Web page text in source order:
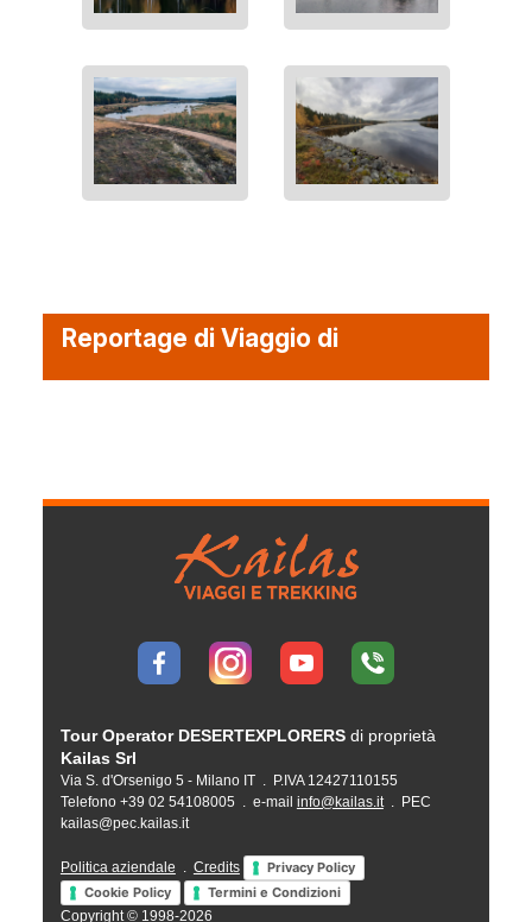
Reportage di Viaggio di
Tour Operator DESERTEXPLORERSdi proprietà
Kailas Srl
Via S. d'Orsenigo 5 - Milano IT . P.IVA 12427110155
Telefono +39 02 54108005 . e-mail info@kailas.it. PEC
kailas@pec.kailas.it
Politica aziendale . Credits
Privacy Policy
Cookie Policy
Termini e Condizioni
Copyright © 1998-2026